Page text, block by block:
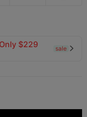
$229
sale 